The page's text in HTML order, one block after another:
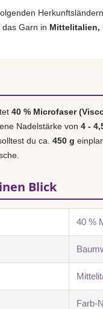
Garn in Mittelitalien,
40 % Microfaser
Nadelstärke von 4 -
du ca. 450 g
Blick
40 %
Farb-